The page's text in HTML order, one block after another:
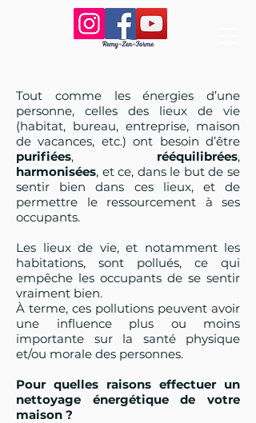
Tout comme les énergies d’une
personne, celles des lieux de vie
(habitat, bureau, entreprise, maison
de vacances, etc.) ont besoin d’être
purifiées, rééquilibrées,
harmonisées, et ce, dans le but de se
sentir bien dans ces lieux, et de
permettre le ressourcement à ses
occupants.
Les lieux de vie, et notamment les
habitations, sont pollués, ce qui
empêche les occupants de se sentir
vraiment bien.
À terme, ces pollutions peuvent avoir
une influence plus ou moins
importante sur la santé physique
et/ou morale des personnes.
Pour quelles raisons effectuer un
nettoyage énergétique de votre
maison ?